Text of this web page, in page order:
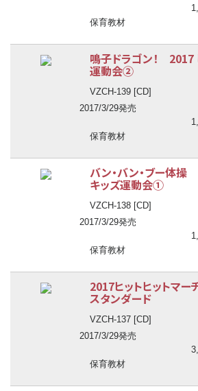
保育教材
鳴子ドラゴン！ 2017
運動会②
VZCH-139 [CD]
2017/3/29発売
保育教材
バン・バン・ブー体
キッズ運動会①
VZCH-138 [CD]
2017/3/29発売
保育教材
2017ヒットヒットマ
スタンダード
VZCH-137 [CD]
2017/3/29発売
保育教材